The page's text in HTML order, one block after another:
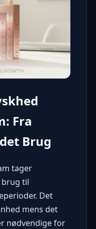
Fra
Brug
tager
til
Det
mens det
nødvendige for